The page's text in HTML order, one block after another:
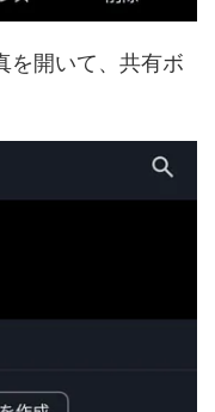
を開いて、共有ボ